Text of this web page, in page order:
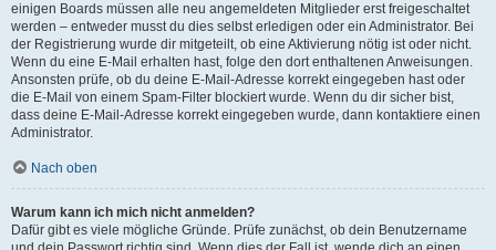
einigen Boards müssen alle neu angemeldeten Mitglieder erst freigeschaltet
werden – entweder musst du dies selbst erledigen oder ein Administrator. Bei
der Registrierung wurde dir mitgeteilt, ob eine Aktivierung nötig ist oder nicht.
Wenn du eine E-Mail erhalten hast, folge den dort enthaltenen Anweisungen.
Ansonsten prüfe, ob du deine E-Mail-Adresse korrekt eingegeben hast oder
die E-Mail von einem Spam-Filter blockiert wurde. Wenn du dir sicher bist,
dass deine E-Mail-Adresse korrekt eingegeben wurde, dann kontaktiere einen
Administrator.
Nach oben
Warum kann ich mich nicht anmelden?
Dafür gibt es viele mögliche Gründe. Prüfe zunächst, ob dein Benutzername